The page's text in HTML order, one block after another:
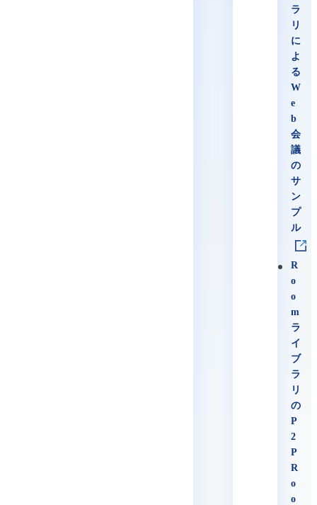
ラ
リ
に
よ
る
W
e
b
会
議
の
サ
ン
プ
ル
R
o
o
m
ラ
イ
ブ
ラ
リ
の
P
2
P
R
o
o